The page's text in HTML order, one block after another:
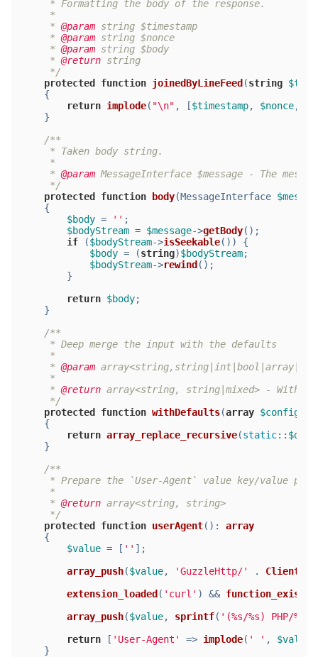
     * Formatting the body of the response.
     *
     *
@param string $timestamp
     *
@param string $nonce
     *
@param string $body
     *
@return string
     */
protected
function joinedByLineFeed (string
{
return implode( "\n" , [$timestamp, $nonce,
    }
/**
     * Taken body string.
     *
     *
@param MessageInterface $message - The
     */
protected
function body(MessageInterface
{
$body = '' ;
$bodyStream = $message->getBody();
if ($bodyStream->isSeekable()) {
$body = (string)$bodyStream;
$bodyStream->rewind ();
        }
return $body;
    }
/**
     * Deep merge the input with the defaults
     *
     *
@param
     *
     *
@return array<string, string|mixed> - With
     */
protected
function withDefaults(array $config
{
return array_replace_recursive(static::
    }
/**
     * Prepare the `User-Agent` value key/value pair
     *
     *
@return array<string, string>
     */
protected
function userAgent( ): array
{
$value = [ '' ];
array_push($value, 'GuzzleHttp/' .
extension_loaded ( 'curl' ) && function_exists
array_push($value, sprintf( '(%s/%s) PHP/%s'
return [ 'User-Agent' => implode( ' ' , $value
    }